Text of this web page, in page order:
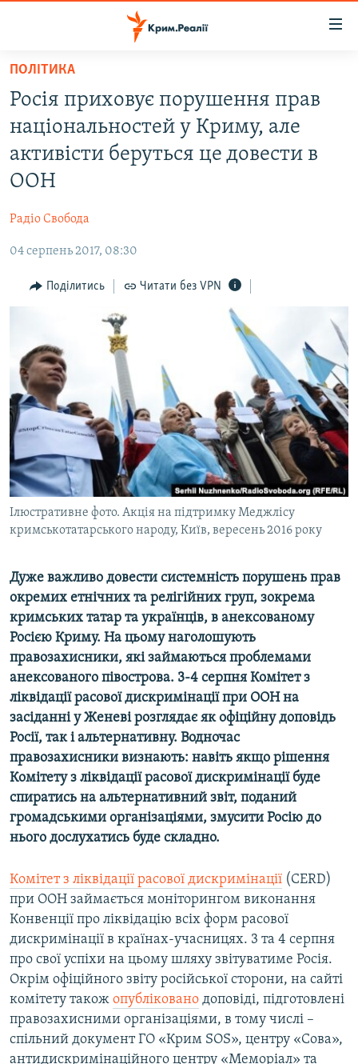
Перейти
основного
матеріалу
до
основної
Перейти
до
ВОДА.КРИМ
ВІДЕО ТА ФОТО
ПОЛІТИКА
ПОГЛЯД
ІНТЕРВ'Ю
ВСЕ ЗА ДЕНЬ
СПЕЦПРОЕКТИ
ДЕПОРТАЦІЯ
ВІДЕОУРОКИ «ELIFBE»
СВІДЧЕННЯ ОКУПАЦІЇ
УКРАЇНСЬКА ПРОБЛЕМА КРИМУ
ІНФОГРАФІКА
ЯК ОБІЙТИ БЛОКУВАННЯ
Русский
Qırımtatar
ДОЛУЧАЙСЯ!
Усі сайти RFE/RL
ПОЛІТИКА
Росія приховує порушення прав
національностей у Криму, але
активісти беруться це довести в
ООН
Радіо Свобода
04 серпень 2017, 08:30
Поділитись Читати без VPN
Ілюстративне фото. Акція на підтримку Меджлісу
кримськотатарського народу, Київ, вересень 2016 року
Дуже важливо довести системність порушень прав
окремих етнічних та релігійних груп, зокрема
кримських татар та українців, в анексованому
Росією Криму. На цьому наголошують
правозахисники, які займаються проблемами
анексованого півострова. 3-4 серпня Комітет з
ліквідації расової дискримінації при ООН на
засіданні у Женеві розглядає як офіційну доповідь
Росії, так і альтернативну. Водночас
правозахисники визнають: навіть якщо рішення
Комітету з ліквідації расової дискримінації буде
спиратись на альтернативний звіт, поданий
громадськими організаціями, змусити Росію до
нього дослухатись буде складно.
Комітет з ліквідації расової дискримінації (CERD)
при ООН займається моніторингом виконання
Конвенції про ліквідацію всіх форм расової
дискримінації в країнах-учасницях. 3 та 4 серпня
про свої успіхи на цьому шляху звітуватиме Росія.
Окрім офіційного звіту російської сторони, на сайті
комітету також опубліковано доповіді, підготовлені
правозахисними організаціями, в тому числі –
спільний документ ГО «Крим SOS», центру «Сова»,
антидискримінаційного центру «Меморіал» та